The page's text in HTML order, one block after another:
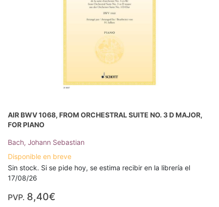
AIR BWV 1068, FROM ORCHESTRAL SUITE NO. 3 D MAJOR,
FOR PIANO
Bach, Johann Sebastian
Disponible en breve
Sin stock. Si se pide hoy, se estima recibir en la librería el
17/08/26
PVP. 8,40€